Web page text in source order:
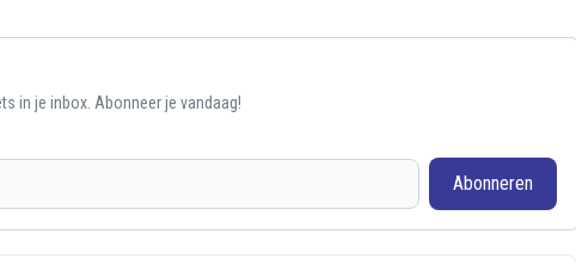
in je inbox. Abonneer je vandaag!
Abonneren